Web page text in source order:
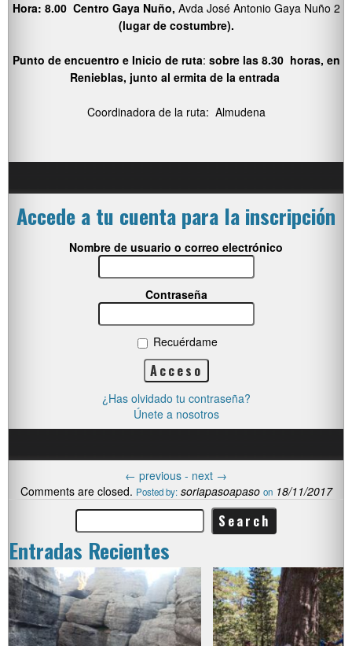
Hora: 8.00 Centro Gaya Nuño, Avda José Antonio Gaya Nuño 2
(lugar de costumbre).
Punto de encuentro e Inicio de ruta: sobre las 8.30 horas, en
Renieblas, junto al ermita de la entrada
Coordinadora de la ruta: Almudena
Accede a tu cuenta para la inscripción
Nombre de usuario o correo electrónico
Contraseña
Recuérdame
¿Has olvidado tu contraseña?
Únete a nosotros
← previous - next →
Comments are closed. Posted by: soriapasoapaso on 18/11/2017
Entradas Recientes